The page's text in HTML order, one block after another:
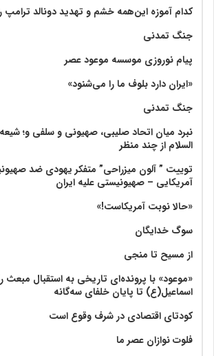
کدام آموزه این‌همه خشم و تهدید دونالد
جنگ تمدنی
پیام نوروزی موسسه موعود عصر
«ایران دارد بلوف ما را می‌شنود»
جنگ تمدنی
نبرد میان اتحاد صلیبی، صهیونی و سلفی و؛
السلام از چند منظر
توییت ” آلون میزراحی” متفکر یهودی ضد
آمریکایی – صهیونیستی علیه ایران
«حالا نوبت آمریکاست!»
سوگ خدایگان
از مسیح تا منجی
«موعود» با پرونده‌ای تاریخی به استقبال
اسماعیل(ع) تا پایان خلفای سه‌گانه
کودتای اقتصادی در شرف وقوع است
فلوت نوازان عصر ما